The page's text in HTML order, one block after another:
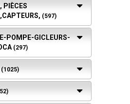
PIÈCES
(597)
POMPE-GICLEURS-
(297)
(1025)